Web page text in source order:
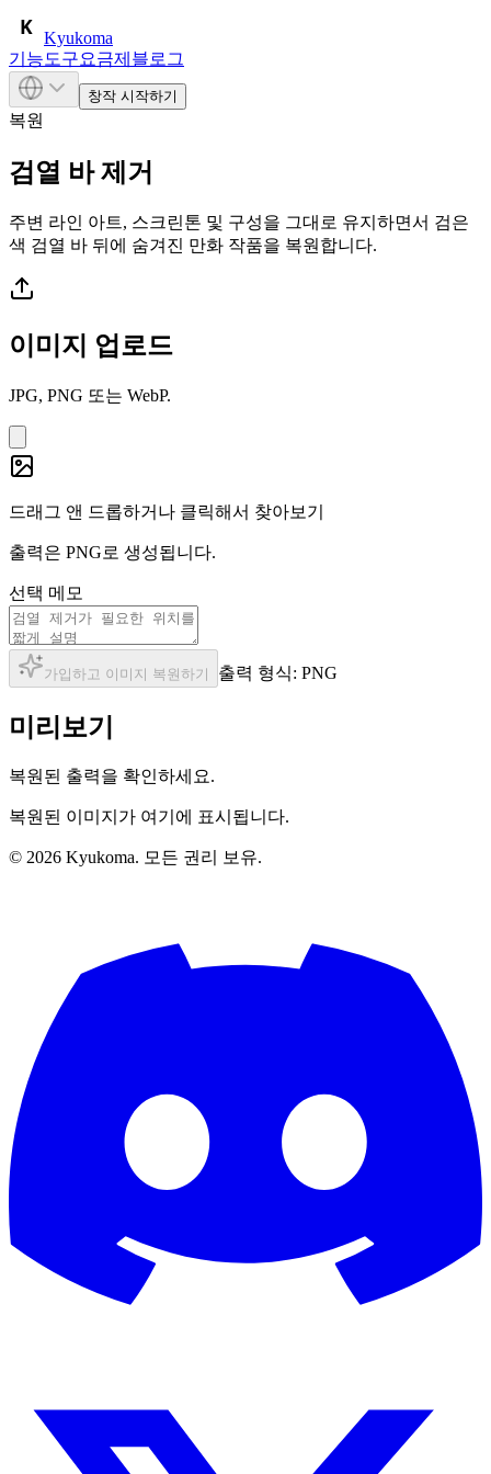
Kyukoma
기능도구요금제 블로그
창작 시작하기
복원
검열 바 제거
주변 라인 아트, 스크린톤 및 구성을 그대로 유지하면서 검은
색 검열 바 뒤에 숨겨진 만화 작품을 복원합니다.
이미지 업로드
JPG, PNG 또는 WebP.
드래그 앤 드롭하거나 클릭해서 찾아보기
출력은 PNG로 생성됩니다.
선택 메모
가입하고 이미지 복원하기 출력 형식: PNG
미리보기
복원된 출력을 확인하세요.
복원된 이미지가 여기에 표시됩니다.
© 2026 Kyukoma. 모든 권리 보유.